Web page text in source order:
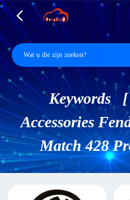
Keywords
Accessories
Match 428